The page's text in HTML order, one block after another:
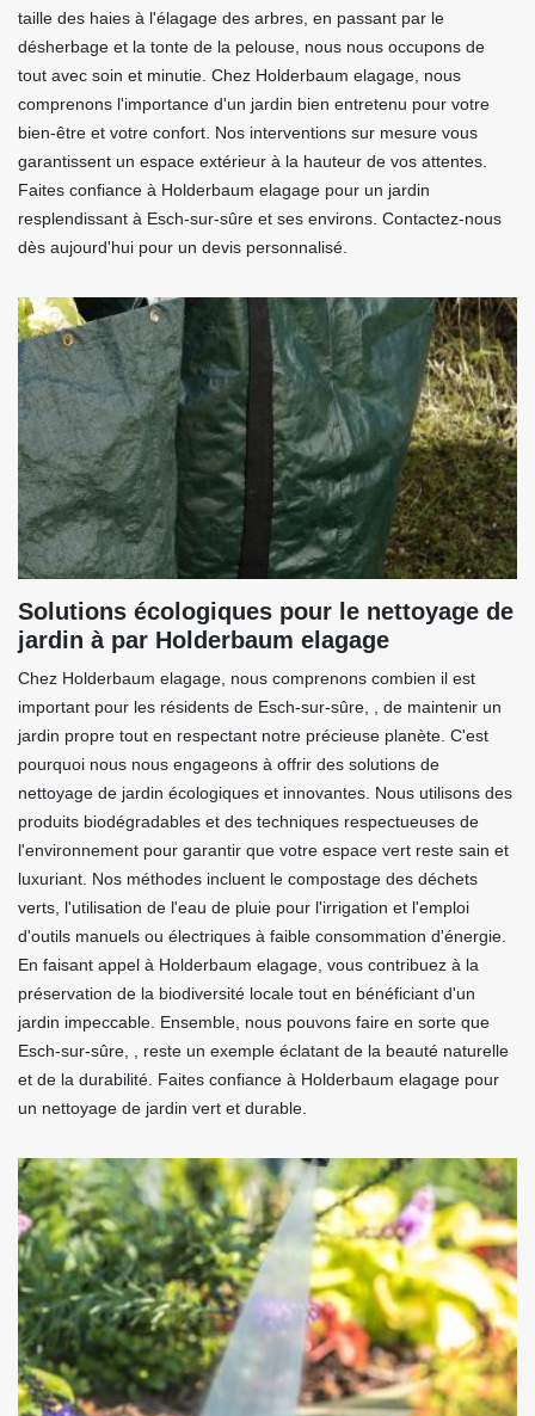
taille des haies à l'élagage des arbres, en passant par le
désherbage et la tonte de la pelouse, nous nous occupons de
tout avec soin et minutie. Chez Holderbaum elagage, nous
comprenons l'importance d'un jardin bien entretenu pour votre
bien-être et votre confort. Nos interventions sur mesure vous
garantissent un espace extérieur à la hauteur de vos attentes.
Faites confiance à Holderbaum elagage pour un jardin
resplendissant à Esch-sur-sûre et ses environs. Contactez-nous
dès aujourd'hui pour un devis personnalisé.
Solutions écologiques pour le nettoyage de
jardin à par Holderbaum elagage
Chez Holderbaum elagage, nous comprenons combien il est
important pour les résidents de Esch-sur-sûre, , de maintenir un
jardin propre tout en respectant notre précieuse planète. C'est
pourquoi nous nous engageons à offrir des solutions de
nettoyage de jardin écologiques et innovantes. Nous utilisons des
produits biodégradables et des techniques respectueuses de
l'environnement pour garantir que votre espace vert reste sain et
luxuriant. Nos méthodes incluent le compostage des déchets
verts, l'utilisation de l'eau de pluie pour l'irrigation et l'emploi
d'outils manuels ou électriques à faible consommation d'énergie.
En faisant appel à Holderbaum elagage, vous contribuez à la
préservation de la biodiversité locale tout en bénéficiant d'un
jardin impeccable. Ensemble, nous pouvons faire en sorte que
Esch-sur-sûre, , reste un exemple éclatant de la beauté naturelle
et de la durabilité. Faites confiance à Holderbaum elagage pour
un nettoyage de jardin vert et durable.